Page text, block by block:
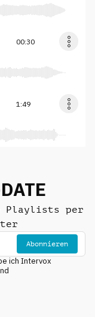
00:30
1:49
Playlists per
Abonnieren
ich Intervox